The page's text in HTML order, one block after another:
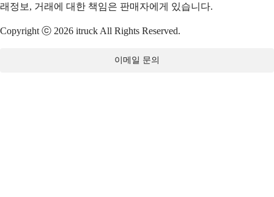
래정보, 거래에 대한 책임은 판매자에게 있습니다.
Copyright ⓒ 2026 itruck All Rights Reserved.
이메일 문의